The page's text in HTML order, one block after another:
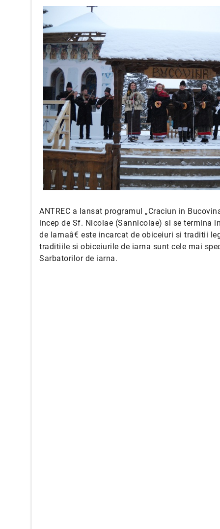
ANTREC a lansat programul „Craciun in
incep de Sf. Nicolae (Sannicolae) si se termina
de Iarnaâ€ este incarcat de obiceiuri si traditii
traditiile si obiceiurile de iarna sunt cele mai
Sarbatorilor de iarna.